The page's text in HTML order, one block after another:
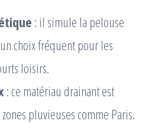
: il simule la pelouse
choix fréquent pour les
loisirs.
: ce matériau drainant est
pluvieuses comme Paris.